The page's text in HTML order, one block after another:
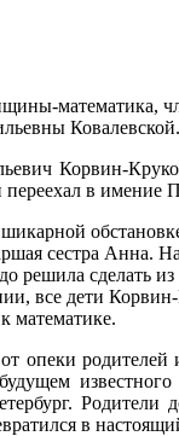
Ковалевской.
Корвин-
в
сестра Анна.
решила сделать
все дети
математике.
опеки
известного
в